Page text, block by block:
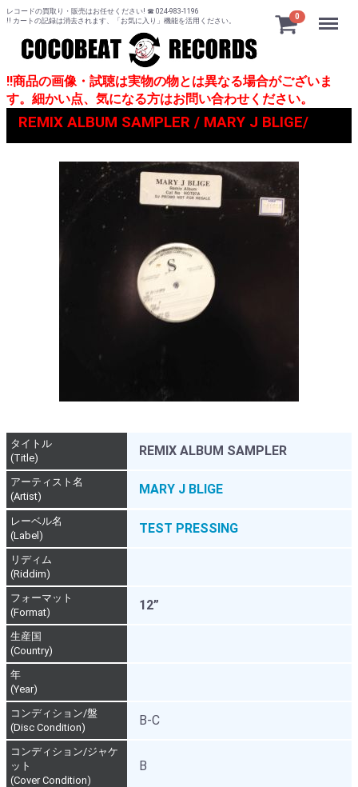
レコードの買取り・販売はお任せください! ☎ 024-983-1196
!! カートの記録は消去されます、「お気に入り」機能を活用ください。
0 Menu
!!商品の画像・試聴は実物の物とは異なる場合がございま
す。細かい点、気になる方はお問い合わせください。
REMIX ALBUM SAMPLER / MARY J BLIGE/
タイトル
(Title)
REMIX ALBUM SAMPLER
アーティスト名
(Artist)
MARY J BLIGE
レーベル名
(Label)
TEST PRESSING
リディム
(Riddim)
フォーマット
(Format)
12”
生産国
(Country)
年
(Year)
コンディション/盤
(Disc Condition)
B-C
コンディション/ジャケ
ット
(Cover Condition)
B